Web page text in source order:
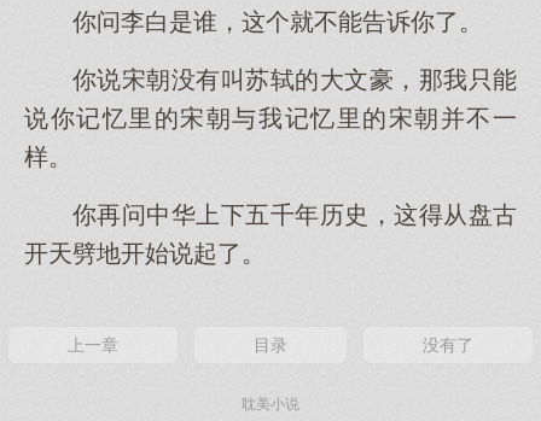
你问李白是谁，这个就不能告诉你了。
你说宋朝没有叫苏轼的大文豪，那我只能
说你记忆里的宋朝与我记忆里的宋朝并不一
样。
你再问中华上下五千年历史，这得从盘古
开天劈地开始说起了。
上一章 目录 没有了
耽美小说